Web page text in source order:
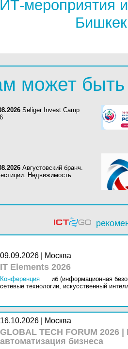
мероприятия
Бишкек
может быть
Seliger Invest Camp
Августовский бранч.
Недвижимость
09.09.2026 | Москва
IT Elements 2026
Конференция
иб (информационная
сетевые технологии, искусственный
16.10.2026 | Москва
GLOBAL TECH FORUM
автоматизация бизнеса